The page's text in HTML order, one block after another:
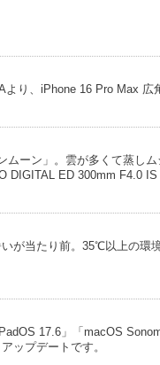
より、iPhone 16 Pro Max 広
ムーン」。雲が多くて蒸し
DIGITAL ED 300mm F4.0 IS
が当たり前。35℃以上の環
17.6」「macOS
ップデートです。